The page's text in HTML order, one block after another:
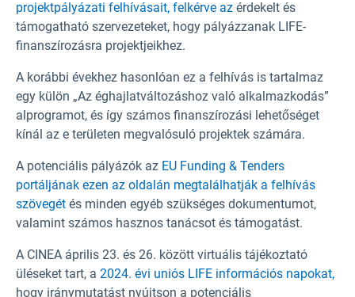
projektpályázati felhívásait, felkérve az érdekelt és
támogatható szervezeteket, hogy pályázzanak LIFE-
finanszírozásra projektjeikhez.
A korábbi évekhez hasonlóan ez a felhívás is tartalmaz
egy külön „Az éghajlatváltozáshoz való alkalmazkodás”
alprogramot, és így számos finanszírozási lehetőséget
kínál az e területen megvalósuló projektek számára.
A potenciális pályázók az EU Funding & Tenders
portáljának ezen az oldalán megtalálhatják a felhívás
szövegét és minden egyéb szükséges dokumentumot,
valamint számos hasznos tanácsot és támogatást.
A CINEA április 23. és 26. között virtuális tájékoztató
üléseket tart, a 2024. évi uniós LIFE információs napokat,
hogy iránymutatást nyújtson a potenciális